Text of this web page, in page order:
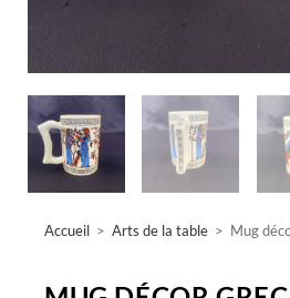
Accueil > Arts de la table > Mug